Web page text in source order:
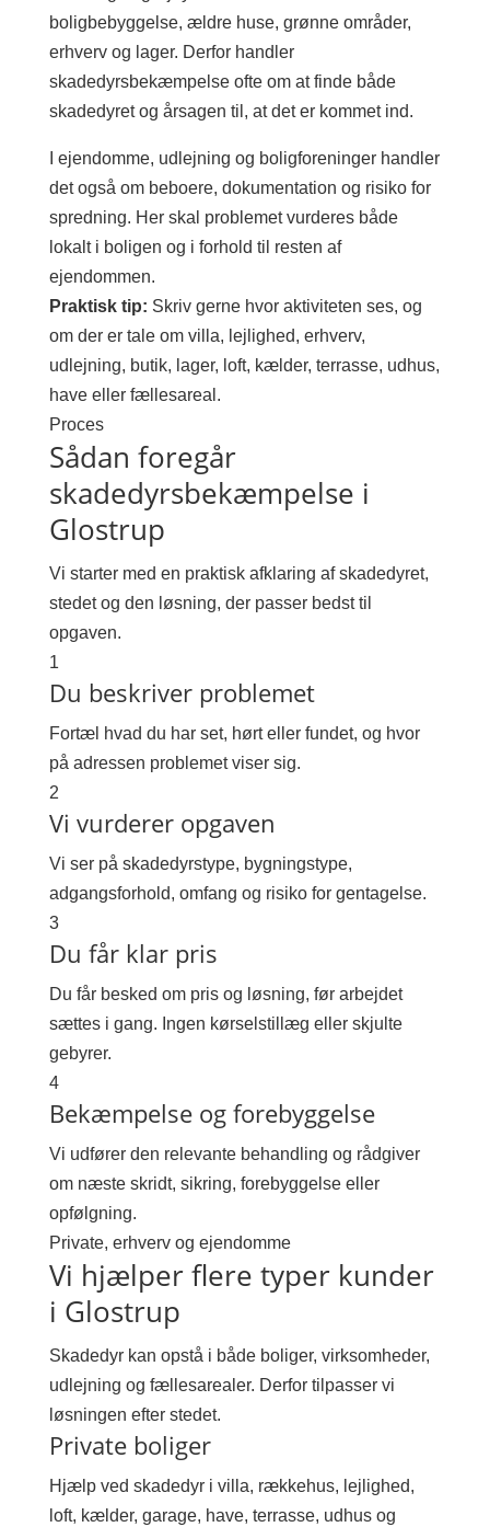
boligbebyggelse, ældre huse, grønne områder,
erhverv og lager. Derfor handler
skadedyrsbekæmpelse ofte om at finde både
skadedyret og årsagen til, at det er kommet ind.
I ejendomme, udlejning og boligforeninger handler
det også om beboere, dokumentation og risiko for
spredning. Her skal problemet vurderes både
lokalt i boligen og i forhold til resten af
ejendommen.
Praktisk tip: Skriv gerne hvor aktiviteten ses, og
om der er tale om villa, lejlighed, erhverv,
udlejning, butik, lager, loft, kælder, terrasse, udhus,
have eller fællesareal.
Proces
Sådan foregår
skadedyrsbekæmpelse i
Glostrup
Vi starter med en praktisk afklaring af skadedyret,
stedet og den løsning, der passer bedst til
opgaven.
1
Du beskriver problemet
Fortæl hvad du har set, hørt eller fundet, og hvor
på adressen problemet viser sig.
2
Vi vurderer opgaven
Vi ser på skadedyrstype, bygningstype,
adgangsforhold, omfang og risiko for gentagelse.
3
Du får klar pris
Du får besked om pris og løsning, før arbejdet
sættes i gang. Ingen kørselstillæg eller skjulte
gebyrer.
4
Bekæmpelse og forebyggelse
Vi udfører den relevante behandling og rådgiver
om næste skridt, sikring, forebyggelse eller
opfølgning.
Private, erhverv og ejendomme
Vi hjælper flere typer kunder
i Glostrup
Skadedyr kan opstå i både boliger, virksomheder,
udlejning og fællesarealer. Derfor tilpasser vi
løsningen efter stedet.
Private boliger
Hjælp ved skadedyr i villa, rækkehus, lejlighed,
loft, kælder, garage, have, terrasse, udhus og